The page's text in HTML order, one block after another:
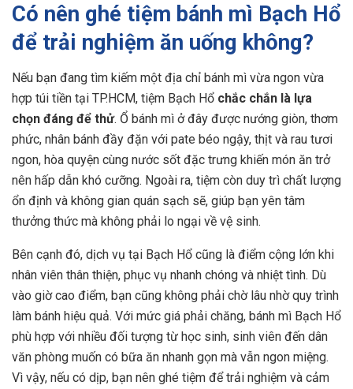
Có nên ghé tiệm bánh mì Bạch Hổ
để trải nghiệm ăn uống không?
Nếu bạn đang tìm kiếm một địa chỉ bánh mì vừa ngon vừa
hợp túi tiền tại TP.HCM, tiệm Bạch Hổ chắc chắn là lựa
chọn đáng để thử. Ổ bánh mì ở đây được nướng giòn, thơm
phức, nhân bánh đầy đặn với pate béo ngậy, thịt và rau tươi
ngon, hòa quyện cùng nước sốt đặc trưng khiến món ăn trở
nên hấp dẫn khó cưỡng. Ngoài ra, tiệm còn duy trì chất lượng
ổn định và không gian quán sạch sẽ, giúp bạn yên tâm
thưởng thức mà không phải lo ngại về vệ sinh.
Bên cạnh đó, dịch vụ tại Bạch Hổ cũng là điểm cộng lớn khi
nhân viên thân thiện, phục vụ nhanh chóng và nhiệt tình. Dù
vào giờ cao điểm, bạn cũng không phải chờ lâu nhờ quy trình
làm bánh hiệu quả. Với mức giá phải chăng, bánh mì Bạch Hổ
phù hợp với nhiều đối tượng từ học sinh, sinh viên đến dân
văn phòng muốn có bữa ăn nhanh gọn mà vẫn ngon miệng.
Vì vậy, nếu có dịp, bạn nên ghé tiệm để trải nghiệm và cảm